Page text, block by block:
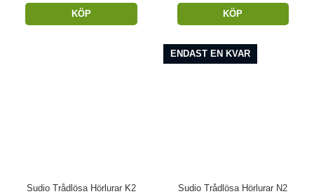
KÖP KÖP
Sudio Trådlösa Hörlurar K2
ENDAST EN KVAR
Sudio Trådlösa Hörlurar N2